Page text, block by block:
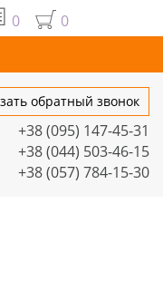
0 0
обратный звонок
+38 (095) 147-45-31
+38 (044) 503-46-15
+38 (057) 784-15-30